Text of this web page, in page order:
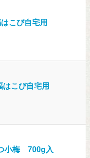
こび自宅用
こび自宅用
小梅 700g入